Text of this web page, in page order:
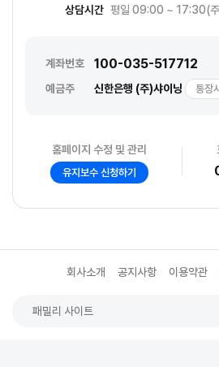
상담시간 평일 09:00 ~ 17:30(주
계좌번호 100-035-517712
예금주 신한은행 (주)샤이닝 통장
홈페이지 수정 및 관리
유지보수 신청하기
회사소개 공지사항 이용약관
패밀리 사이트